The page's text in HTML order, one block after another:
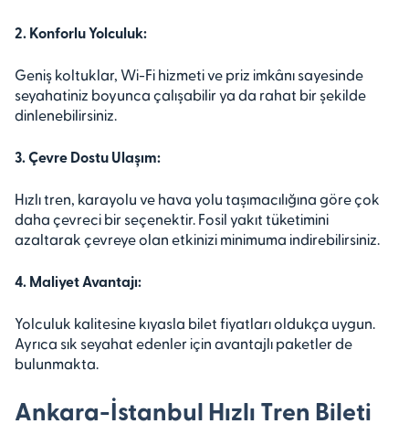
2. Konforlu Yolculuk:
Geniş koltuklar, Wi-Fi hizmeti ve priz imkânı sayesinde
seyahatiniz boyunca çalışabilir ya da rahat bir şekilde
dinlenebilirsiniz.
3. Çevre Dostu Ulaşım:
Hızlı tren, karayolu ve hava yolu taşımacılığına göre çok
daha çevreci bir seçenektir. Fosil yakıt tüketimini
azaltarak çevreye olan etkinizi minimuma indirebilirsiniz.
4. Maliyet Avantajı:
Yolculuk kalitesine kıyasla bilet fiyatları oldukça uygun.
Ayrıca sık seyahat edenler için avantajlı paketler de
bulunmakta.
Ankara-İstanbul Hızlı Tren Bileti